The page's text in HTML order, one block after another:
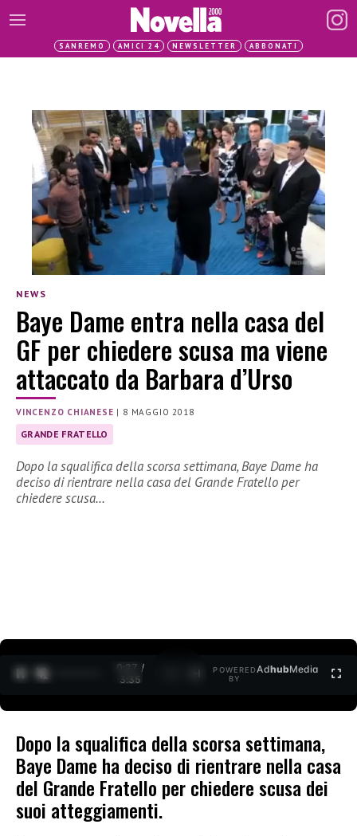
SANREMO AMICI 24 NEWSLETTER ABBONATI
NEWS
Baye Dame entra nella casa del
GF per chiedere scusa ma viene
attaccato da Barbara d’Urso
VINCENZO CHIANESE | 8 MAGGIO 2018
GRANDE FRATELLO
Dopo la squalifica della scorsa settimana, Baye Dame ha
deciso di rientrare nella casa del Grande Fratello per
chiedere scusa…
0:27 /
3:35
POWERED
BY
AdhubMedia
Dopo la squalifica della scorsa settimana,
Baye Dame ha deciso di rientrare nella casa
del Grande Fratello per chiedere scusa dei
suoi atteggiamenti.